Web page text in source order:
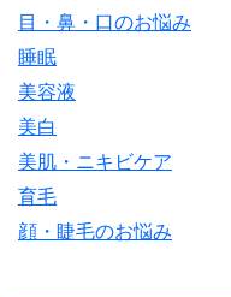
目・鼻・口のお悩み
睡眠
美容液
美白
美肌・ニキビケア
育毛
顔・睫毛のお悩み